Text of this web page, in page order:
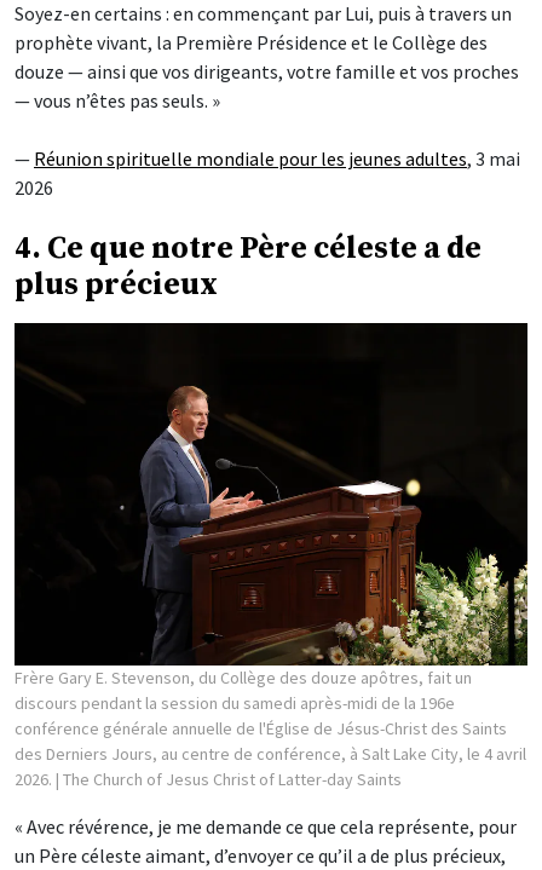
Soyez-en certains : en commençant par Lui, puis à travers un
prophète vivant, la Première Présidence et le Collège des
douze — ainsi que vos dirigeants, votre famille et vos proches
— vous n’êtes pas seuls. »
— Réunion spirituelle mondiale pour les jeunes adultes, 3 mai
2026
4. Ce que notre Père céleste a de
plus précieux
Frère Gary E. Stevenson, du Collège des douze apôtres, fait un
discours pendant la session du samedi après-midi de la 196e
conférence générale annuelle de l'Église de Jésus-Christ des Saints
des Derniers Jours, au centre de conférence, à Salt Lake City, le 4 avril
2026. | The Church of Jesus Christ of Latter-day Saints
« Avec révérence, je me demande ce que cela représente, pour
un Père céleste aimant, d’envoyer ce qu’il a de plus précieux,